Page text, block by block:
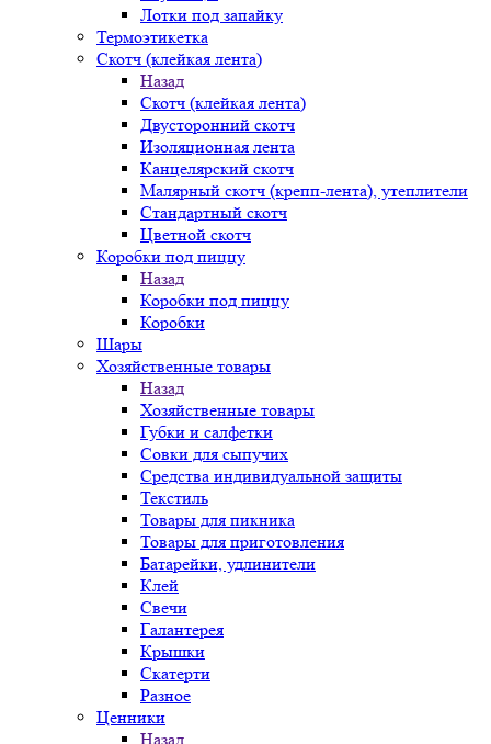
Лотки под запайку
Термоэтикетка
Скотч (клейкая лента)
Назад
Скотч (клейкая лента)
Двусторонний скотч
Изоляционная лента
Канцелярский скотч
Малярный скотч (крепп-лента), утеплители
Стандартный скотч
Цветной скотч
Коробки под пиццу
Назад
Коробки под пиццу
Коробки
Шары
Хозяйственные товары
Назад
Хозяйственные товары
Губки и салфетки
Совки для сыпучих
Средства индивидуальной защиты
Текстиль
Товары для пикника
Товары для приготовления
Батарейки, удлинители
Клей
Свечи
Галантерея
Крышки
Скатерти
Разное
Ценники
Назад